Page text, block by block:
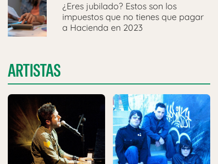
¿Eres jubilado? Estos son los
impuestos que no tienes que pagar
a Hacienda en 2023
ARTISTAS